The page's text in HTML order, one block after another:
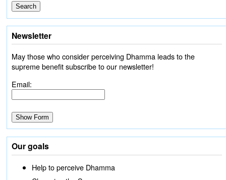
Newsletter
May those who consider perceiving Dhamma leads to the
supreme benefit subscribe to our newsletter!
Email:
Our goals
Help to perceive Dhamma